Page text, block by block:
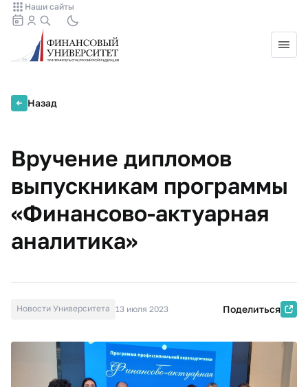
Наши сайты
Назад
Вручение дипломов
выпускникам программы
«Финансово-актуарная
аналитика»
Новости Университета 13 июля 2023 Поделиться